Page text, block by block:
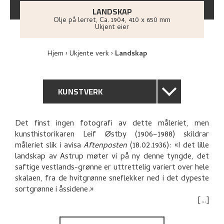
LANDSKAP
Olje på lerret, Ca. 1904, 410 x 650 mm
Ukjent eier
Hjem Ukjente verk Landskap
KUNSTVERK
GENERELL BESKRIVELSE
TEKNISK INFORMASJON
PROVENIENS
UTSTILLINGSHISTORIE
BIBLIOGRAFI
Det finst ingen fotografi av dette måleriet, men
kunsthistorikaren Leif Østby (1906–1988) skildrar
måleriet slik i avisa Aftenposten (18.02.1936): «I det lille
landskap av Astrup møter vi på ny denne tyngde, det
saftige vestlands-grønne er uttrettelig variert over hele
skalaen, fra de hvitgrønne sneflekker ned i det dypeste
sortgrønne i åssidene.»